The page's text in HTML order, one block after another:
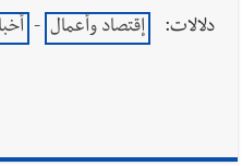
يبقى الشعب الفلسطيني يعيش
الرئيس الأميركي
دلالات:
إقتصاد وأعمال -